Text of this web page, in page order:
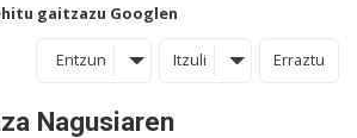
gaitzazu Googlen
Entzun Itzuli Erraztu
Nagusiaren